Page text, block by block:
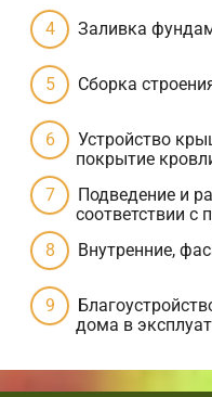
Заливка
Сборка
Устройство
покрытие
Подведение и
соответствии с
Внутренние,
дома в